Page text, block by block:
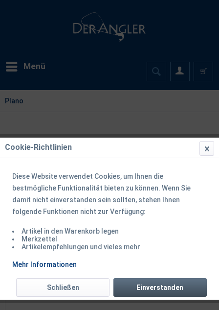
Menü
Plano
Cookie-Richtlinien
Diese Website verwendet Cookies, um Ihnen die
bestmögliche Funktionalität bieten zu können. Wenn Sie
damit nicht einverstanden sein sollten, stehen Ihnen
folgende Funktionen nicht zur Verfügung:
Artikel in den Warenkorb legen
Merkzettel
Artikelempfehlungen und vieles mehr
Mehr Informationen
Einverstanden
Schließen